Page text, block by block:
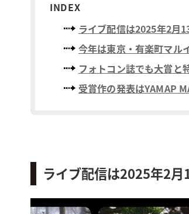
INDEX
ライブ配信は2025年2月
今年は東京・有楽町マル
フォトコン誌でも大賞と
受賞作の発表はYAMAP
ライブ配信は2025年2